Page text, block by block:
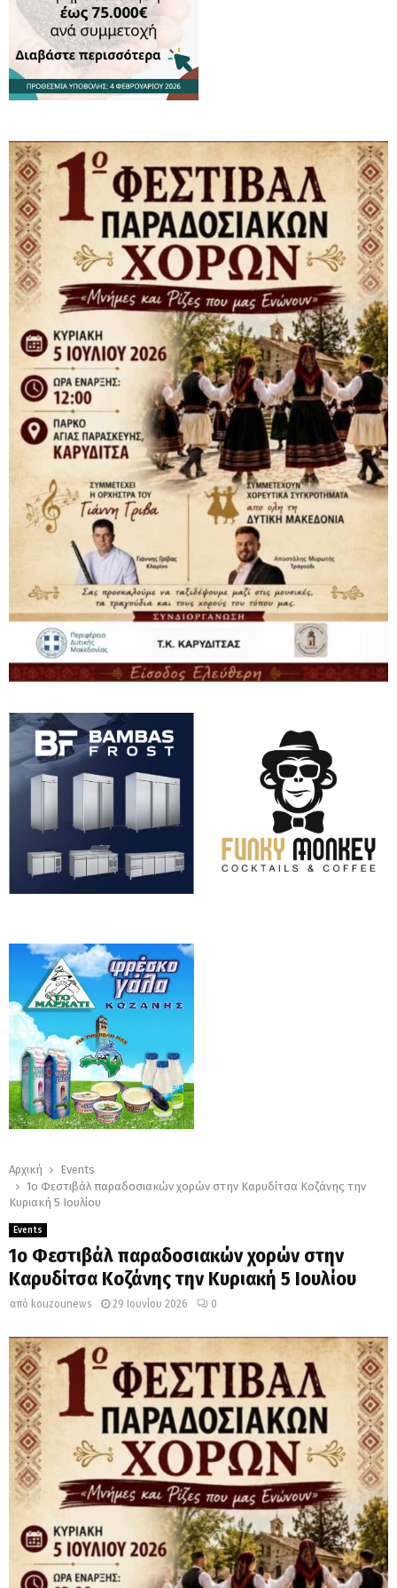
Αρχική
Events
1ο Φεστιβάλ παραδοσιακών χορών στην Καρυδίτσα Κοζάνης την
Κυριακή 5 Ιουλίου
Events
1ο Φεστιβάλ παραδοσιακών χορών στην
Καρυδίτσα Κοζάνης την Κυριακή 5 Ιουλίου
από kouzounews 29 Ιουνίου 2026 0